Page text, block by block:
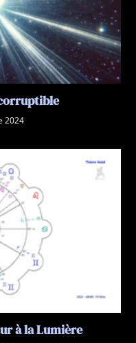
2024
à la Lumière